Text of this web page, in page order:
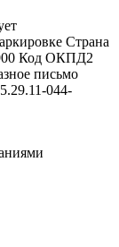
Страна
Код ОКПД2
письмо
044-